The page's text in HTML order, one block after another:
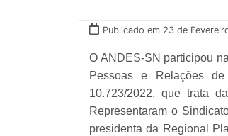
Publicado em 23 de
O ANDES-SN participou
Pessoas e Relações
10.723/2022, que trata
Representaram o
presidenta da Regional